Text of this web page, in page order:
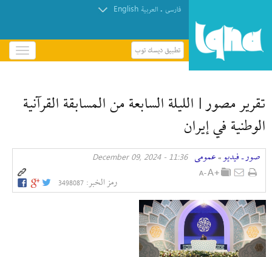
فارسی . العربیة English
تطبيق ديسك توب
باز
و
تقرير مصور | الليلة السابعة من المسابقة القرآنية
الوطنية في إیران
صور ـ فيديو » عمومی 11:36 - December 09, 2024
رمز الخبر: 3498087